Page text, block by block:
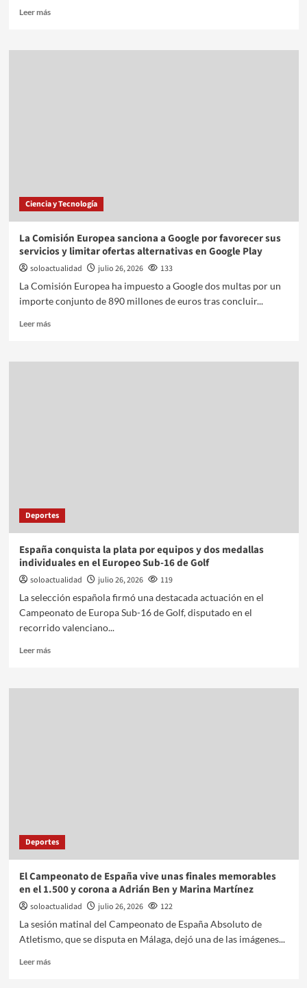
Leer más
Ciencia y Tecnología
La Comisión Europea sanciona a Google por favorecer sus
servicios y limitar ofertas alternativas en Google Play
soloactualidad julio 26, 2026
133
La Comisión Europea ha impuesto a Google dos multas por un
importe conjunto de 890 millones de euros tras concluir...
Leer más
Deportes
España conquista la plata por equipos y dos medallas
individuales en el Europeo Sub-16 de Golf
soloactualidad julio 26, 2026
119
La selección española firmó una destacada actuación en el
Campeonato de Europa Sub-16 de Golf, disputado en el
recorrido valenciano...
Leer más
Deportes
El Campeonato de España vive unas finales memorables
en el 1.500 y corona a Adrián Ben y Marina Martínez
soloactualidad julio 26, 2026
122
La sesión matinal del Campeonato de España Absoluto de
Atletismo, que se disputa en Málaga, dejó una de las imágenes...
Leer más